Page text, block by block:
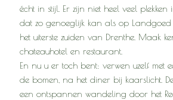
écht in stijl. Er zijn niet heel veel
dat zo genoeglijk kan als op Landgoed
het uiterste zuiden van Drenthe. Maak
chateauhotel en restaurant.
En nu u er toch bent: verwen uzelf met
de bomen, na het diner bij kaarslicht.
een ontspannen wandeling door het